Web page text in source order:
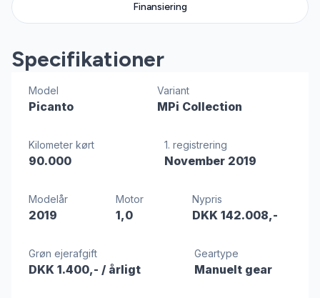
Finansiering
Specifikationer
Model
Picanto
Variant
MPi Collection
Kilometer kørt
90.000
1. registrering
November 2019
Modelår
2019
Motor
1,0
Nypris
DKK 142.008,-
Grøn ejerafgift
DKK 1.400,- / årligt
Geartype
Manuelt gear